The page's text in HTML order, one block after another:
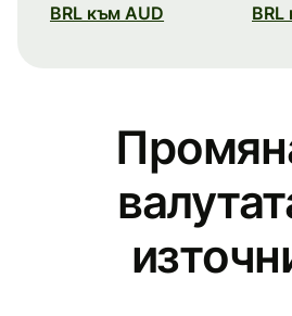
BRL към AUD BRL